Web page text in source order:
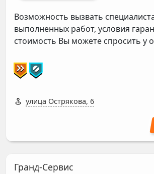
Возможность вызвать
выполненных работ, условия
стоимость Вы можете спросить у
улица Острякова, 6
Гранд-Сервис